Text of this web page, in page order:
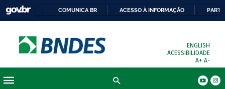
COMUNICA BR ACESSO À INFORMAÇÃO
ENGLISH
ACESSIBILIDADE
A+ A-